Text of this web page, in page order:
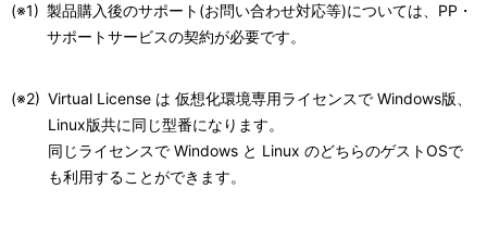
(※1) 製品購入後のサポート(お問い合わせ対応等)については、PP・
サポートサービスの契約が必要です。
(※2) Virtual License は 仮想化環境専用ライセンスで Windows版、
Linux版共に同じ型番になります。
同じライセンスで Windows と Linux のどちらのゲストOSで
も利用することができます。